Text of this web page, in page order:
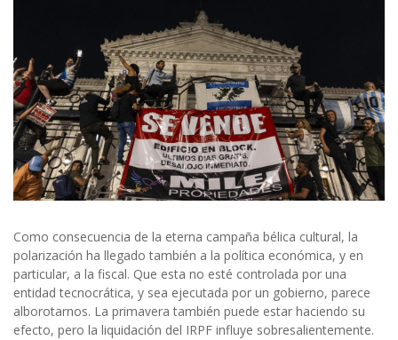
Como consecuencia de la eterna campaña bélica cultural, la
polarización ha llegado también a la política económica, y en
particular, a la fiscal. Que esta no esté controlada por una
entidad tecnocrática, y sea ejecutada por un gobierno, parece
alborotarnos. La primavera también puede estar haciendo su
efecto, pero la liquidación del IRPF influye sobresalientemente.